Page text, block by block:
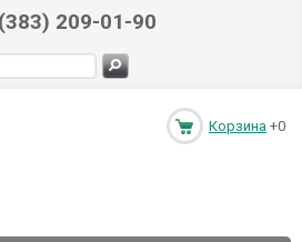
209-01-90
Корзина +0